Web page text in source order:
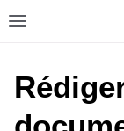
Toggle site